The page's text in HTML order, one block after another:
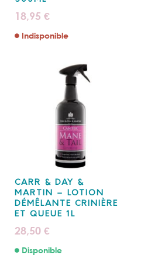
18,95 €
Indisponible
CARR & DAY &
MARTIN – LOTION
DÉMÊLANTE CRINIÈRE
ET QUEUE 1L
28,50 €
Disponible